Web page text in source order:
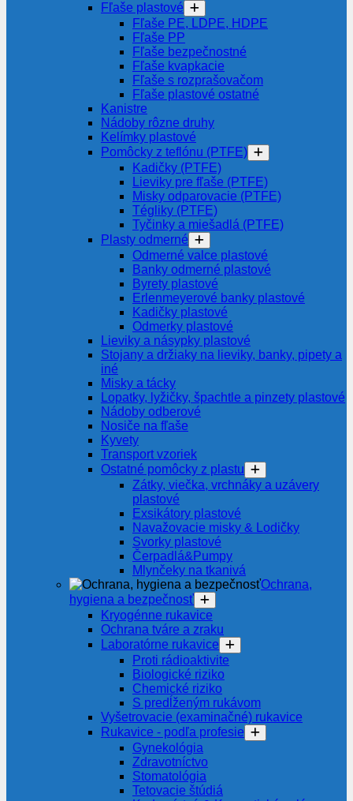
Fľaše plastové
Fľaše PE, LDPE, HDPE
Fľaše PP
Fľaše bezpečnostné
Fľaše kvapkacie
Fľaše s rozprašovačom
Fľaše plastové ostatné
Kanistre
Nádoby rôzne druhy
Kelímky plastové
Pomôcky z teflónu (PTFE)
Kadičky (PTFE)
Lieviky pre fľaše (PTFE)
Misky odparovacie (PTFE)
Tégliky (PTFE)
Tyčinky a miešadlá (PTFE)
Plasty odmerné
Odmerné valce plastové
Banky odmerné plastové
Byrety plastové
Erlenmeyerové banky plastové
Kadičky plastové
Odmerky plastové
Lieviky a násypky plastové
Stojany a držiaky na lieviky, banky, pipety a
iné
Misky a tácky
Lopatky, lyžičky, špachtle a pinzety plastové
Nádoby odberové
Nosiče na fľaše
Kyvety
Transport vzoriek
Ostatné pomôcky z plastu
Zátky, viečka, vrchnáky a uzávery
plastové
Exsikátory plastové
Navažovacie misky & Lodičky
Svorky plastové
Čerpadlá&Pumpy
Mlynčeky na tkanivá
Ochrana,
hygiena a bezpečnosť
Kryogénne rukavice
Ochrana tváre a zraku
Laboratórne rukavice
Proti rádioaktivite
Biologické riziko
Chemické riziko
S predĺženým rukávom
Vyšetrovacie (examinačné) rukavice
Rukavice - podľa profesie
Gynekológia
Zdravotníctvo
Stomatológia
Tetovacie štúdiá